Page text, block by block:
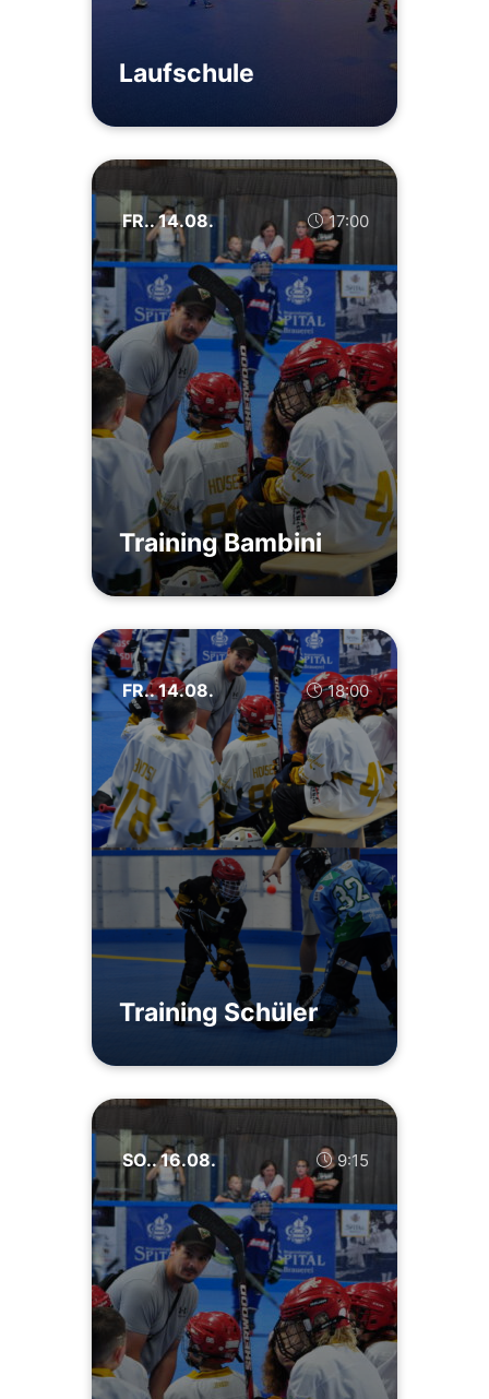
Laufschule
FR.. 14.08. 17:00
Training Bambini
FR.. 14.08. 18:00
Training Schüler
SO.. 16.08. 9:15